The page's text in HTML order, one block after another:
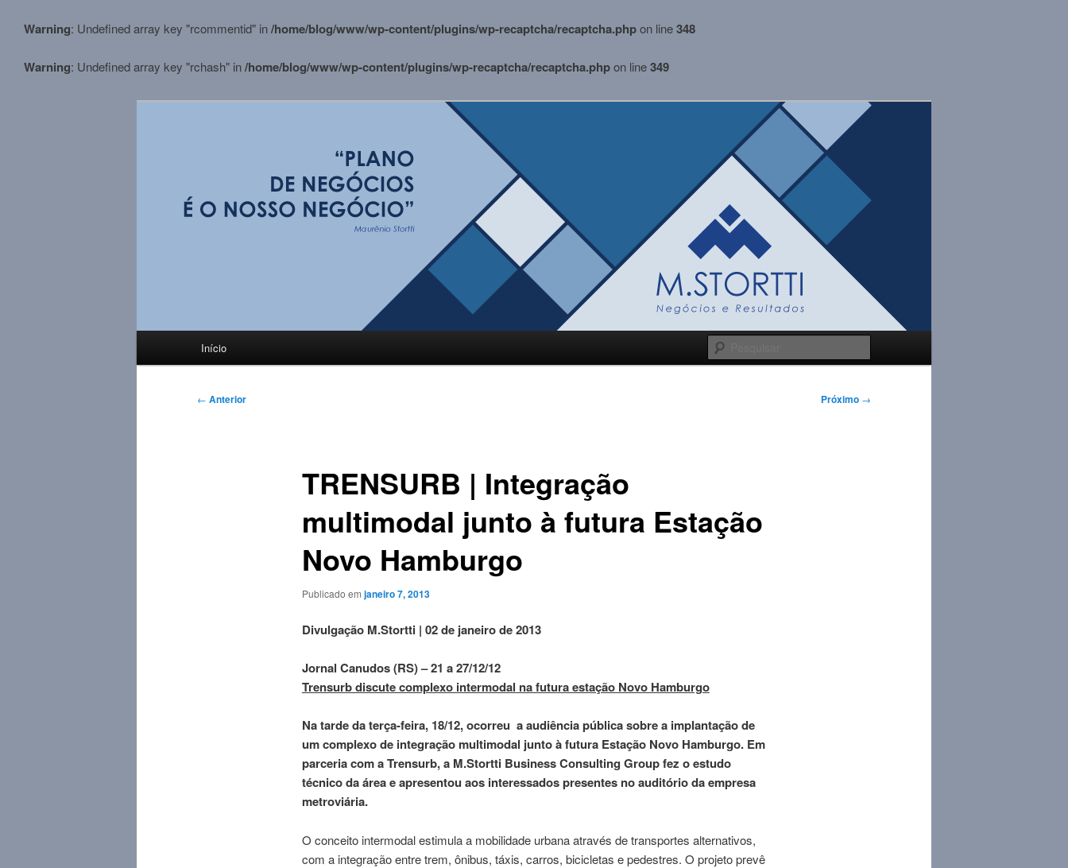
Warning: Undefined array key "rcommentid" in/home/blog/www/wp-content/plugins/wp-recaptcha/recaptcha.phpon line348
Warning: Undefined array key "rchash" in/home/blog/www/wp-content/plugins/wp-recaptcha/recaptcha.phpon line349
BLOG M.Stortti
Início
Navegação
← Anterior Próximo →
TRENSURB | Integração
multimodal junto à futura Estação
Novo Hamburgo
Publicado em janeiro 7, 2013
Divulgação M.Stortti | 02 de janeiro de 2013
Jornal Canudos (RS) – 21 a 27/12/12
Trensurb discute complexo intermodal na futura estação Novo Hamburgo
Na tarde da terça-feira, 18/12, ocorreu a audiência pública sobre a implantação de
um complexo de integração multimodal junto à futura Estação Novo Hamburgo. Em
parceria com a Trensurb, a M.Stortti Business Consulting Group fez o estudo
técnico da área e apresentou aos interessados presentes no auditório da empresa
metroviária.
O conceito intermodal estimula a mobilidade urbana através de transportes alternativos,
com a integração entre trem, ônibus, táxis, carros, bicicletas e pedestres. O projeto prevê